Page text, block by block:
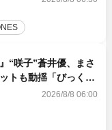
“咲子”蒼井優、まさ
トも動揺「びっくり
ネタバレあり）
2026/8/8 06:00